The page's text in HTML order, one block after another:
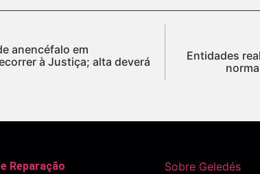
anencéfalo em
à Justiça; alta deverá
Entidades
Reparação Sobre Geledés